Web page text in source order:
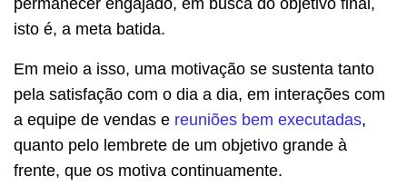
isto é, a meta batida.
Em meio a isso, uma motivação se sustenta tanto
pela satisfação com o dia a dia, em interações com
a equipe de vendas e reuniões bem executadas,
quanto pelo lembrete de um objetivo grande à
frente, que os motiva continuamente.